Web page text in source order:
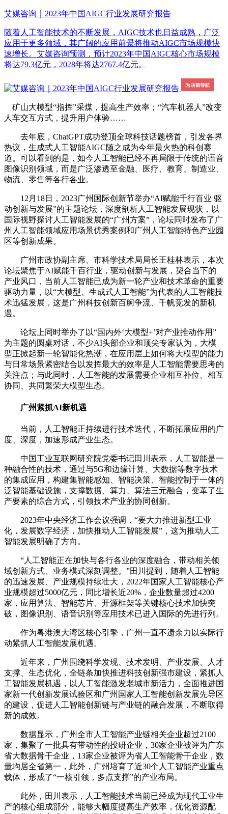
艾媒咨询｜2023年中国AIGC行业发展研究报告
随着人工智能技术的不断发展，AIGC技术也日益成熟，广泛
应用于更多领域，其广阔的应用前景将推动AIGC市场规模快
速增长。艾媒咨询预测，预计2023年中国AIGC核心市场规模
将达79.3亿元，2028年将达2767.4亿元。
矿山大模型“指挥”采煤，提高生产效率；“汽车机器人”改变
人车交互方式，提升用户体验……
去年底，ChatGPT成功登顶全球科技话题榜首，引发各界
热议，生成式人工智能AIGC随之成为今年最火热的科创赛
道。可以看到的是，如今人工智能已经不再局限于传统的语音
图像识别领域，而是广泛渗透至金融、医疗、教育、制造业、
物流、零售等各行各业。
12月18日，2023广州国际创新节举办“AI赋能千行百业 驱
动创新与发展”的主题论坛，深度剖析人工智能发展现状，以
国际视野探讨人工智能发展的“广州方案”，论坛同时发布了广
州人工智能领域应用场景优秀案例和广州人工智能特色产业园
区等创新成果。
广州市政协副主席、市科学技术局局长王桂林表示，本次
论坛聚焦于AI赋能千百行业，驱动创新与发展，契合当下的
产业风口，当前人工智能已成为新一轮产业和技术革命的重要
驱动力量，以“大模型、生成式人工智能”为代表的人工智能技
术迅猛发展，这是广州科技创新百舸争流、千帆竞发的新机
遇。
论坛上同时举办了以“国内外‘大模型+’对产业推动作用”
为主题的圆桌对话，不少AI头部企业和顶尖专家认为，大模
型正掀起新一轮智能化热潮，在应用层上如何将大模型的能力
与日常场景紧密结合以发挥最大的效率是人工智能需要思考的
关注点；与此同时，人工智能的发展需要企业相互补位、相互
协同、共同繁荣大模型生态。
广州紧抓AI新机遇
当前，人工智能正持续进行技术迭代，不断拓展应用的广
度、深度，加速形成产业生态。
中国工业互联网研究院党委书记田川表示，人工智能是一
种融合性的技术，通过与5G和边缘计算、大数据等数字技术
的集成应用，构建集智能感知、智能决策、智能控制于一体的
泛智能基础设施，支撑数据、算力、算法三元融合，变革了生
产要素的综合方式，引领技术产业的协同创新。
2023年中央经济工作会议强调，“要大力推进新型工业
化，发展数字经济，加快推动人工智能发展”，这为推动人工
智能发展明确了方向。
“人工智能正在加快与各行各业的深度融合，带动相关领
域创新方式、业务模式深刻调整。”田川提到，随着人工智能
的迅速发展、产业规模持续壮大，2022年国家人工智能核心产
业规模超过5000亿元，同比增长近20%，企业数量超过4200
家，应用算法、智能芯片、开源框架等关键核心技术加快突
破，图像识别、语音识别等应用技术已进入国际的先进行列。
作为粤港澳大湾区核心引擎，广州一直不遗余力以实际行
动紧抓人工智能发展机遇。
近年来，广州围绕科学发现、技术发明、产业发展、人才
支撑、生态优化，全链条加快推进科技创新强市建设，紧抓人
工智能发展机遇，以人工智能激发老城市新活力，全面推进国
家新一代创新发展试验区和广州国家人工智能创新发展先导区
的建设，促进人工智能创新链与产业链的融合发展，不断取得
新的成效。
数据显示，广州全市人工智能产业链相关企业超过2100
家，集聚了一批具有带动性的投研企业，30家企业被评为广东
省大数据骨干企业，13家企业被评为省人工智能骨干企业，数
量均居全省第一，此外，广州培育了近30个人工智能产业重点
载体，形成了“一核引领，多点支撑”的产业布局。
此外，田川表示，人工智能技术当前已经成为现代工业生
产的核心组成部分，能够大幅度提高生产效率，优化资源配